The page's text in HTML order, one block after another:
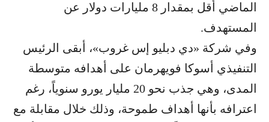
الماضي أقل بمقدار 8 مليارات دولار عن
المستهدف.
وفي شركة «دي دبليو إس غروب»، أبقى الرئيس
التنفيذي أسوكا فويهرمان على أهدافه متوسطة
المدى، وهي جذب نحو 20 مليار يورو سنوياً، رغم
اعترافه بأنها أهداف طموحة، وذلك خلال مقابلة مع